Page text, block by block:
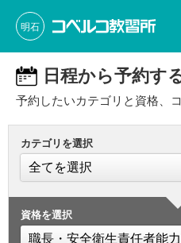
明石
日程から予約す
予約したいカテゴリと資格、
カテゴリを選択
資格を選択